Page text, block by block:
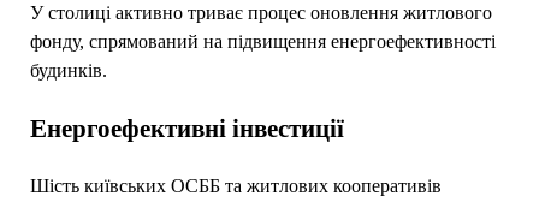
У столиці активно триває процес оновлення житлового
фонду, спрямований на підвищення енергоефективності
будинків.
Енергоефективні інвестиції
Шість київських ОСББ та житлових кооперативів